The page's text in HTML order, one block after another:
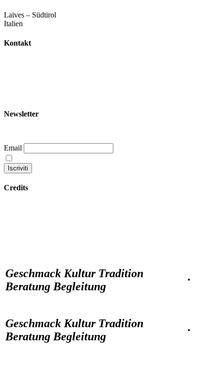
Laives – Südtirol
Italien
Kontakt
Newsletter
Email
Credits
Geschmack Kultur Tradition
Beratung Begleitung
·
Geschmack Kultur Tradition
Beratung Begleitung
·